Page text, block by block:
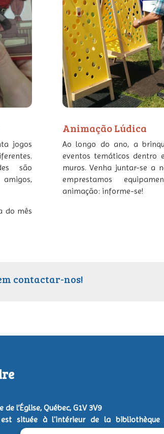
jogos
são
do mês
Animação Lúdica
Ao longo do ano, a
eventos temáticos dentro
muros. Venha juntar-se a
emprestamos
animação: informe-se!
contactar-nos!
de l’Église, Québec, G1V 3V9
est située à l'intérieur de la bibliothèque